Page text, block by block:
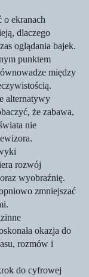
o ekranach
dlaczego
oglądania bajek.
punktem
między
alternatywy
że zabawa,
nie
rozwój
wyobraźnię.
zmniejszać
okazja do
rozmów i
do cyfrowej